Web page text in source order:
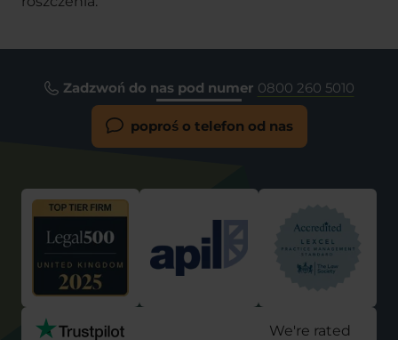
Zadzwoń do nas pod numer 0800 260 5010
poproś o telefon od nas
We're rated